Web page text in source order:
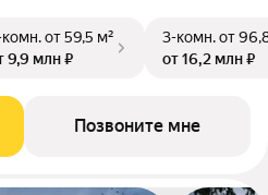
комн.от 59,5 м²
9,9 млн ₽
3-комн.от
от 16,2 млн ₽
Позвоните мне